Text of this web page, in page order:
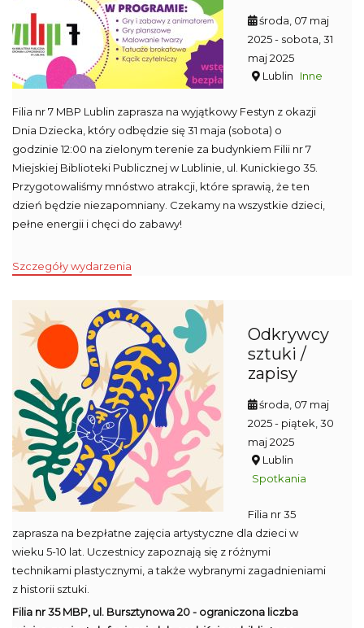
środa, 07 maj
2025- sobota, 31
maj 2025
Lublin
Inne
Filia nr 7 MBP Lublin zaprasza na wyjątkowy Festyn z okazji
Dnia Dziecka, który odbędzie się 31 maja (sobota) o
godzinie 12:00 na zielonym terenie za budynkiem Filii nr 7
Miejskiej Biblioteki Publicznej w Lublinie, ul. Kunickiego 35.
Przygotowaliśmy mnóstwo atrakcji, które sprawią, że ten
dzień będzie niezapomniany. Czekamy na wszystkie dzieci,
pełne energii i chęci do zabawy!
Szczegóły wydarzenia
Odkrywcy
sztuki /
zapisy
środa, 07 maj
2025- piątek, 30
maj 2025
Lublin
Spotkania
Filia nr 35
zaprasza na bezpłatne zajęcia artystyczne dla dzieci w
wieku 5-10 lat. Uczestnicy zapoznają się z różnymi
technikami plastycznymi, a także wybranymi zagadnieniami
z historii sztuki.
Filia nr 35 MBP, ul. Bursztynowa 20 - ograniczona liczba